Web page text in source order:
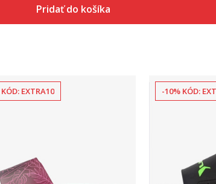
Pridať do košíka
Porovnaj
EXTRA10 -10% KÓD: